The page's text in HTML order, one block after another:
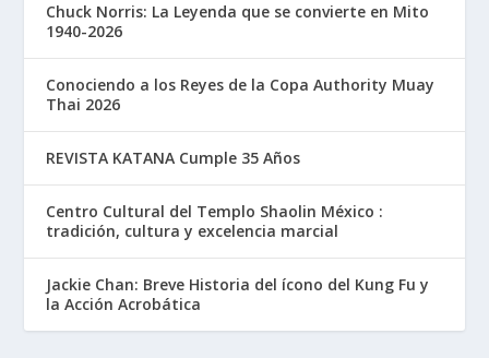
Chuck Norris: La Leyenda que se convierte en Mito
1940-2026
Conociendo a los Reyes de la Copa Authority Muay
Thai 2026
REVISTA KATANA Cumple 35 Años
Centro Cultural del Templo Shaolin México :
tradición, cultura y excelencia marcial
Jackie Chan: Breve Historia del ícono del Kung Fu y
la Acción Acrobática